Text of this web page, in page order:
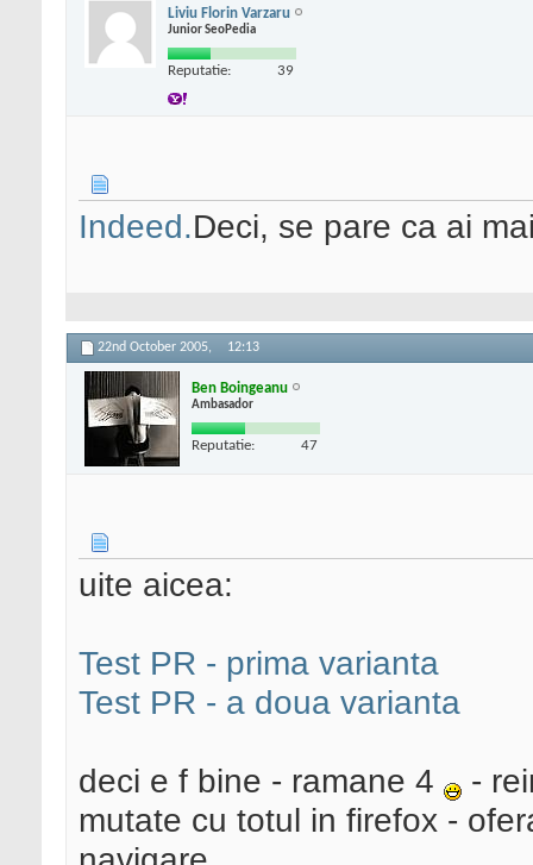
Liviu Florin Varzaru
Junior SeoPedia
Reputatie: 39
Indeed.Deci, se pare ca ai
22nd October 2005, 12:13
Ben Boingeanu
Ambasador
Reputatie: 47
uite aicea:
Test PR - prima varianta
Test PR - a doua varianta
deci e f bine - ramane 4
-
mutate cu totul in firefox -